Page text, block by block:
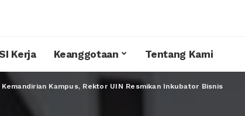
Kerja Keanggotaan Tentang Kami
Kampus, Rektor UIN Resmikan Inkubator Bisnis